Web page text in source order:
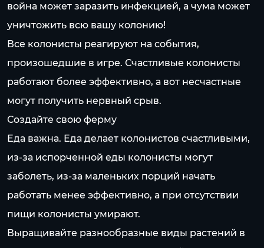
война может заразить инфекцией, а чума может
уничтожить всю вашу колонию!
Все колонисты реагируют на события,
произошедшие в игре. Счастливые колонисты
работают более эффективно, а вот несчастные
могут получить нервный срыв.
Создайте свою ферму
Еда важна. Еда делает колонистов счастливыми,
из-за испорченной еды колонисты могут
заболеть, из-за маленьких порций начать
работать менее эффективно, а при отсутствии
пищи колонисты умирают.
Выращивайте разнообразные виды растений в